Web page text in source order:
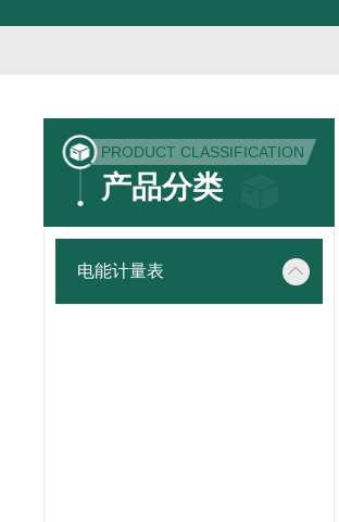
PRODUCT CLASSIFICATION
产品分类
电能计量表